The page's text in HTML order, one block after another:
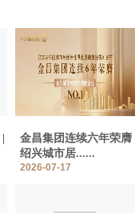
金昌集团连续六年荣膺
绍兴城市居......
2026-07-17